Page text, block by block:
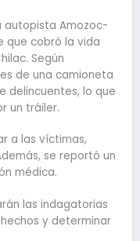
autopista Amozoc-
que cobró la vida
Según
de una camioneta
delincuentes, lo que
un tráiler.
a las víctimas,
se reportó un
médica.
las indagatorias
y determinar